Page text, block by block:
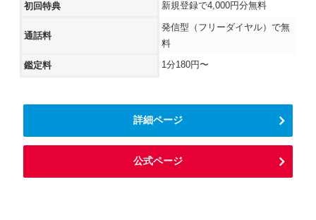
初回特典 新規登録で4,000円分無料
通話料
発信型（フリーダイヤル）で無
料
鑑定料 1分180円〜
詳細ページ
公式ページ